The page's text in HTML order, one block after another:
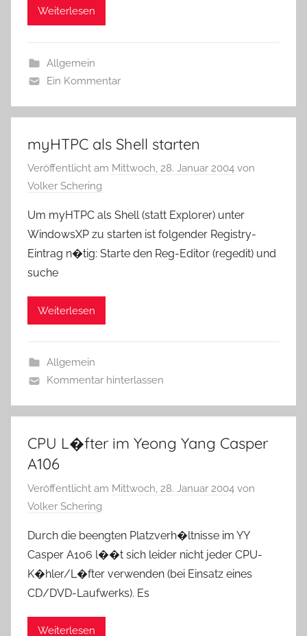
Weiterlesen
Allgemein
Ein Kommentar
myHTPC als Shell starten
Veröffentlicht am Mittwoch, 28. Januar 2004 von
Volker Schering
Um myHTPC als Shell (statt Explorer) unter
WindowsXP zu starten ist folgender Registry-
Eintrag n�tig: Starte den Reg-Editor (regedit) und
suche
Weiterlesen
Allgemein
Kommentar hinterlassen
CPU L�fter im Yeong Yang Casper
A106
Veröffentlicht am Mittwoch, 28. Januar 2004 von
Volker Schering
Durch die beengten Platzverh�ltnisse im YY
Casper A106 l��t sich leider nicht jeder CPU-
K�hler/L�fter verwenden (bei Einsatz eines
CD/DVD-Laufwerks). Es
Weiterlesen